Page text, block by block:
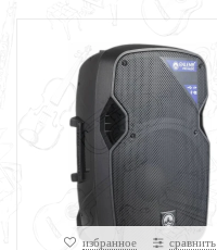
избранное сравнить